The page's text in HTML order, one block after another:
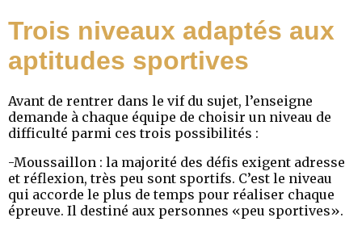
Trois niveaux adaptés aux
aptitudes sportives
Avant de rentrer dans le vif du sujet, l’enseigne
demande à chaque équipe de choisir un niveau de
difficulté parmi ces trois possibilités :
-Moussaillon : la majorité des défis exigent adresse
et réflexion, très peu sont sportifs. C’est le niveau
qui accorde le plus de temps pour réaliser chaque
épreuve. Il destiné aux personnes «peu sportives».